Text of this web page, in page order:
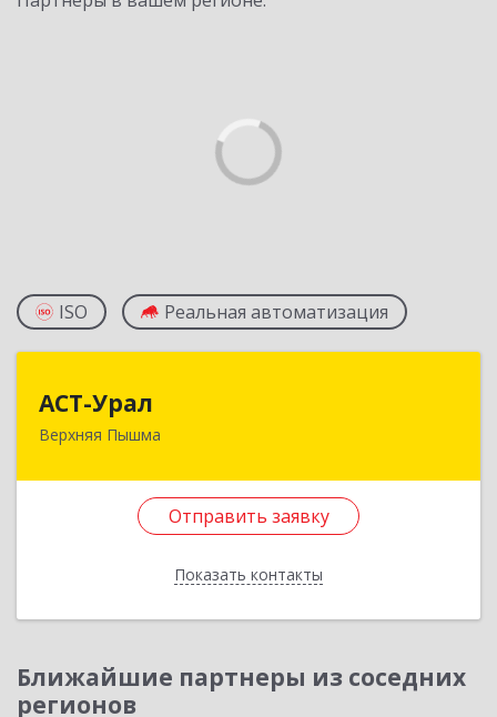
ISO Реальная автоматизация
АСТ-Урал
Верхняя Пышма
Отправить заявку
Показать контакты
624090, Свердловская обл, Верхняя Пышма г,
Отправить заявку
Назад
Ближайшие партнеры из соседних
регионов